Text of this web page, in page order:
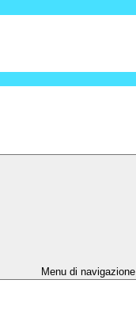
Menu di navigazione